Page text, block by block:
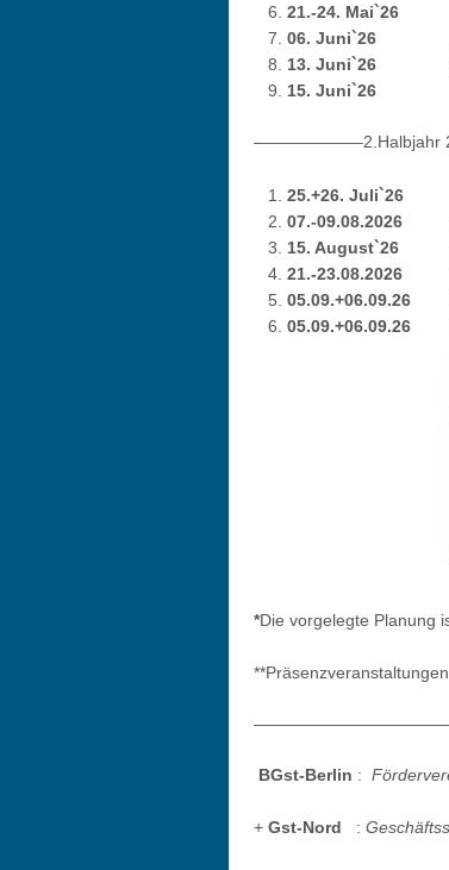
21.-24. Mai`26
06. Juni`26
13. Juni`26
15. Juni`26
25.+26. Juli`26
07.-09.08.2026
15. August`26
21.-23.08.2026
05.09.+06.09.26
05.09.+06.09.26
*Die vorgelegte Planung
**Präsenzveranstaltungen
BGst-Berlin :
+ Gst-Nord :